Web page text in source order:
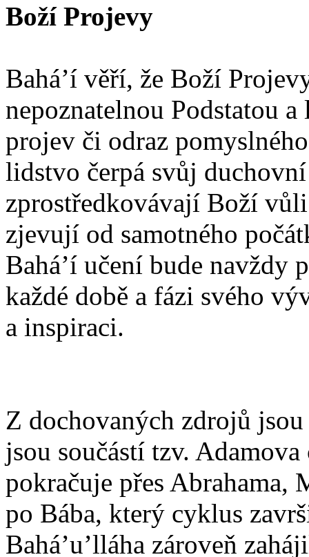
Boží Projevy
Bahá’í věří, že Boží
nepoznatelnou Podstatou
projev či odraz
lidstvo čerpá svůj
zprostředkovávají Boží
zjevují od samotného
Bahá’í učení bude navždy
každé době a fázi svého
a inspiraci.
Z dochovaných zdrojů
jsou součástí tzv.
pokračuje přes Abrahama,
po Bába, který cyklus
Bahá’u’lláha zároveň